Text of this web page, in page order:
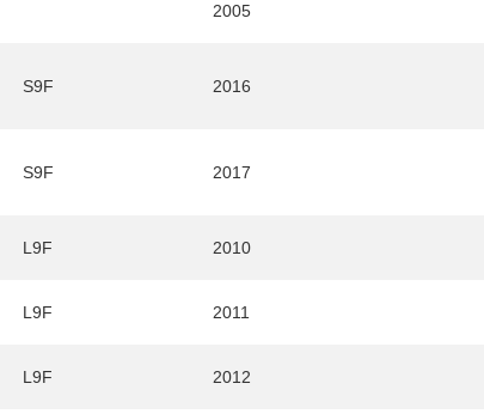
2005
S9F 2016
S9F 2017
L9F 2010
L9F 2011
L9F 2012